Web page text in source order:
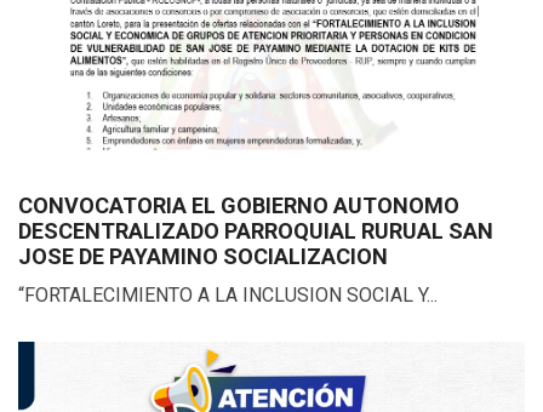
CONVOCATORIA EL GOBIERNO AUTONOMO
DESCENTRALIZADO PARROQUIAL RURUAL SAN
JOSE DE PAYAMINO SOCIALIZACION
“FORTALECIMIENTO A LA INCLUSION SOCIAL Y...